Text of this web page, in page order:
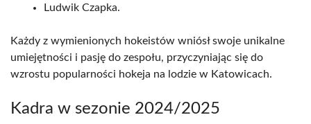
Ludwik Czapka.
Każdy z wymienionych hokeistów wniósł swoje unikalne
umiejętności i pasję do zespołu, przyczyniając się do
wzrostu popularności hokeja na lodzie w Katowicach.
Kadra w sezonie 2024/2025